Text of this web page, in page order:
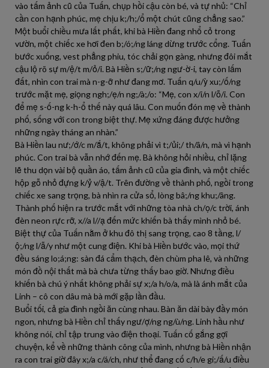
vào tấm ảnh cũ của Tuấn, chụp hồi cậu còn bé, và tự nhủ: “Chỉ
cần con hạnh phúc, mẹ chịu k;/h;/ổ một chút cũng chẳng sao.”
Một buổi chiều mưa lất phất, khi bà Hiền đang nhổ cỏ trong
vườn, một chiếc xe hơi đen b;/ó;/ng láng dừng trước cổng. Tuấn
bước xuống, vest phẳng phiu, tóc chải gọn gàng, nhưng đôi mắt
cậu lộ rõ sự m/ệ/t m/ỏ/i. Bà Hiền s;/ữ;/ng ngư-ờ-i, tay còn lấm
đất, nhìn con trai mà n-g-ỡ như đang mơ. Tuấn q/u/ỳ xu;/ố/ng
trước mặt mẹ, giọng ngh;/ẹ/n ng;/à;/o: “Mẹ, con x/i/n l/ỗ/i. Con
để mẹ s-ố-ng k-h-ổ thế này quá lâu. Con muốn đón mẹ về thành
phố, sống với con trong biệt thự. Mẹ xứng đáng được hưởng
những ngày tháng an nhàn.”
Bà Hiền lau nư;/ớ/c m/ắ/t, không phải vì t;/ủi;/ th/â/n, mà vì hạnh
phúc. Con trai bà vẫn nhớ đến mẹ. Bà không hỏi nhiều, chỉ lặng
lẽ thu dọn vài bộ quần áo, tấm ảnh cũ của gia đình, và một chiếc
hộp gỗ nhỏ đựng k/ỷ v/ậ/t. Trên đường về thành phố, ngồi trong
chiếc xe sang trọng, bà nhìn ra cửa sổ, lòng bâ;/ng khu;/âng.
Thành phố hiện ra trước mắt với những tòa nhà ch/ọ/c trời, ánh
đèn neon rực rỡ, x//a l//ạ đến mức khiến bà thấy mình nhỏ bé.
Biệt thự của Tuấn nằm ở khu đô thị sang trọng, cao 8 tầng, l/
ộ;/ng l/ẫ/y như một cung điện. Khi bà Hiền bước vào, mọi thứ
đều sáng lo;á;ng: sàn đá cẩm thạch, đèn chùm pha lê, và những
món đồ nội thất mà bà chưa từng thấy bao giờ. Nhưng điều
khiến bà chú ý nhất không phải sự x;/a h/o/a, mà là ánh mắt của
Linh – cô con dâu mà bà mới gặp lần đầu.
Buổi tối, cả gia đình ngồi ăn cùng nhau. Bàn ăn dài bày đầy món
ngon, nhưng bà Hiền chỉ thấy ngư/ợ/ng ng/ù/ng. Linh hầu như
không nói, chỉ tập trung vào điện thoại. Tuấn cố gắng gợi
chuyện, kể về những thành công của mình, nhưng bà Hiền nhận
ra con trai giờ đây x;/a c/á/ch, như thể đang cố c/h/e gi;/ấ/u điều